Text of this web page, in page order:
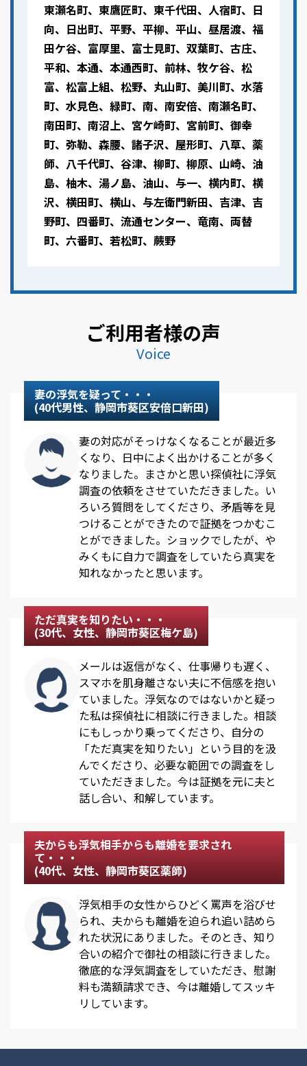
東瀬名町、東鷹匠町、東千代田、人宿町、日
向、日出町、平野、平柳、平山、昼居渡、福
田ケ谷、富厚里、富士見町、双葉町、古庄、
平和、本通、本通西町、前林、牧ケ谷、松
富、松富上組、松野、丸山町、美川町、水落
町、水見色、緑町、南、南安倍、南瀬名町、
南田町、南沼上、宮ケ崎町、宮前町、御幸
町、弥勒、森腰、諸子沢、屋形町、八草、薬
師、八千代町、谷津、柳町、柳原、山崎、油
島、柚木、湯ノ島、油山、与一、横内町、横
沢、横田町、横山、与左衛門新田、吉津、吉
野町、四番町、流通センター、竜南、両替
町、六番町、若松町、蕨野
ご利用者様の声
Voice
妻の浮気を疑って・・・
(40代男性、静岡市葵区安倍口新田)
妻の対応がそっけなくなることが最近多
くなり、日中によく出かけることが多く
なりました。まさかと思い探偵社に浮気
調査の依頼をさせていただきました。い
ろいろ質問をしてくださり、矛盾等を見
つけることができたので証拠をつかむこ
とができました。ショックでしたが、や
みくもに自力で調査をしていたら真実を
知れなかったと思います。
ただ真実を知りたい・・・
(30代、女性、静岡市葵区梅ケ島)
メールは返信がなく、仕事帰りも遅く、
スマホを肌身離さない夫に不信感を抱い
ていました。浮気なのではないかと疑っ
た私は探偵社に相談に行きました。相談
にもしっかり乗ってくださり、自分の
「ただ真実を知りたい」という目的を汲
んでくださり、必要な範囲での調査をし
ていただきました。今は証拠を元に夫と
話し合い、和解しています。
夫からも浮気相手からも離婚を要求され
て・・・
(40代、女性、静岡市葵区薬師)
浮気相手の女性からひどく罵声を浴びせ
られ、夫からも離婚を迫られ追い詰めら
れた状況にありました。そのとき、知り
合いの紹介で御社の相談に行きました。
徹底的な浮気調査をしていただき、慰謝
料も満額請求でき、今は離婚してスッキ
リしています。